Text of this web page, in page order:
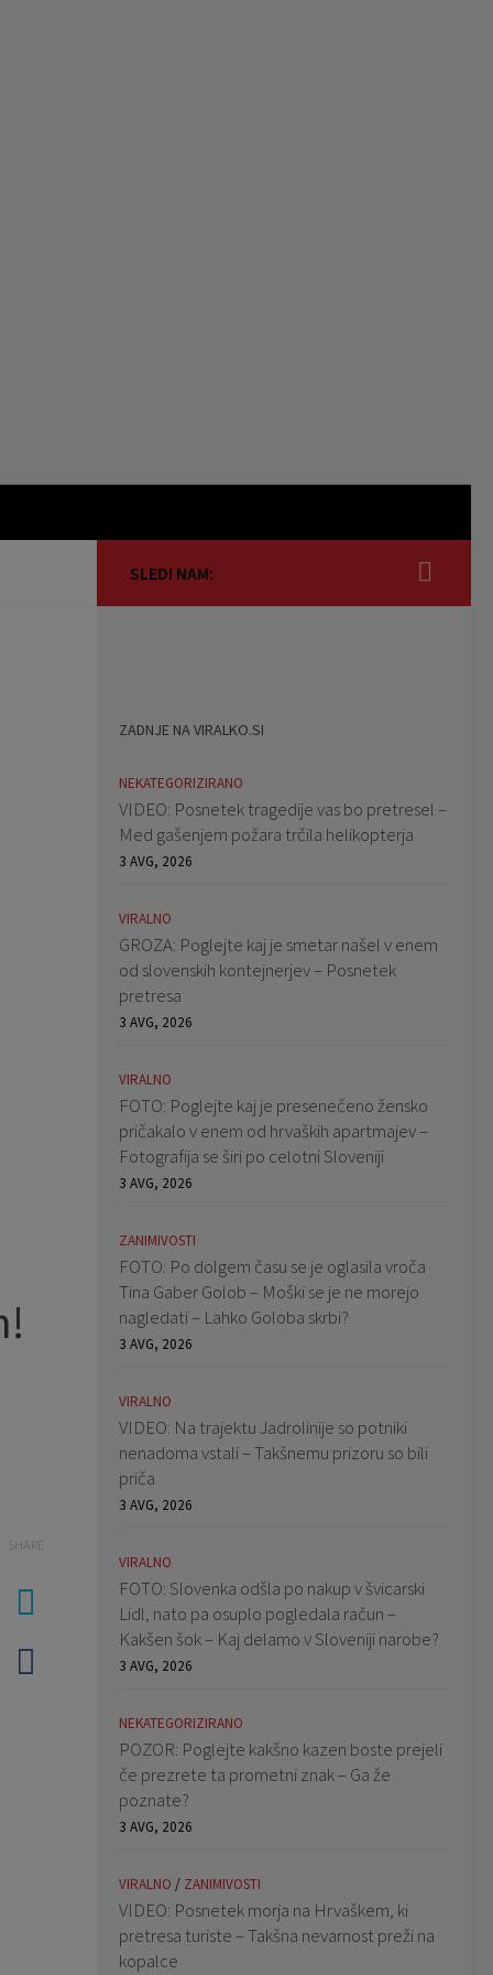
SHARE
SLEDI NAM:
ZADNJE NA VIRALKO.SI
NEKATEGORIZIRANO
VIDEO: Posnetek tragedije vas bo pretresel –
Med gašenjem požara trčila helikopterja
3 AVG, 2026
VIRALNO
GROZA: Poglejte kaj je smetar našel v enem
od slovenskih kontejnerjev – Posnetek
pretresa
3 AVG, 2026
VIRALNO
FOTO: Poglejte kaj je presenečeno žensko
pričakalo v enem od hrvaških apartmajev –
Fotografija se širi po celotni Sloveniji
3 AVG, 2026
ZANIMIVOSTI
FOTO: Po dolgem času se je oglasila vroča
Tina Gaber Golob – Moški se je ne morejo
nagledati – Lahko Goloba skrbi?
3 AVG, 2026
VIRALNO
VIDEO: Na trajektu Jadrolinije so potniki
nenadoma vstali – Takšnemu prizoru so bili
priča
3 AVG, 2026
VIRALNO
FOTO: Slovenka odšla po nakup v švicarski
Lidl, nato pa osuplo pogledala račun –
Kakšen šok – Kaj delamo v Sloveniji narobe?
3 AVG, 2026
NEKATEGORIZIRANO
POZOR: Poglejte kakšno kazen boste prejeli
če prezrete ta prometni znak – Ga že
poznate?
3 AVG, 2026
VIRALNO / ZANIMIVOSTI
VIDEO: Posnetek morja na Hrvaškem, ki
pretresa turiste – Takšna nevarnost preži na
kopalce